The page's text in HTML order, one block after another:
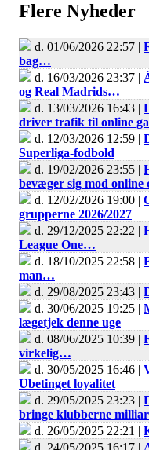
Flere Nyheder
d. 01/06/2026 22:57 |
bag…
d. 16/03/2026 23:37 |
og Real Madrids…
d. 13/03/2026 16:43 |
driver trafik til online
d. 12/03/2026 12:59 |
Superliga-fodbold
d. 19/02/2026 23:55 |
bevæger sig mod
d. 12/02/2026 19:00 |
grupperne 2026/2027
d. 29/12/2025 22:22 |
League One…
d. 18/10/2025 22:58 |
man…
d. 29/08/2025 23:43 |
d. 30/06/2025 19:25 |
lægetjek denne uge
d. 08/06/2025 10:39 |
virkelig…
d. 30/05/2025 16:46 |
Ubetinget loyalitet
d. 29/05/2025 23:23 |
bringe klubberne
d. 26/05/2025 22:21 |
d. 24/05/2025 16:17 |